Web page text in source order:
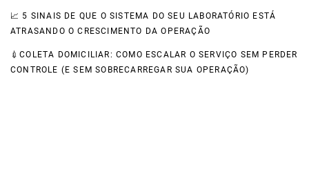
📈 5 SINAIS DE QUE O SISTEMA DO SEU LABORATÓRIO ESTÁ
ATRASANDO O CRESCIMENTO DA OPERAÇÃO
💉COLETA DOMICILIAR: COMO ESCALAR O SERVIÇO SEM PERDER
CONTROLE (E SEM SOBRECARREGAR SUA OPERAÇÃO)